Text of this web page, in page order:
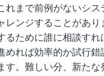
れまで前例がないシス
レンジすることがあり
るために誰に相談すれ
めれば効率的か試行錯
す。難しい分、新たな